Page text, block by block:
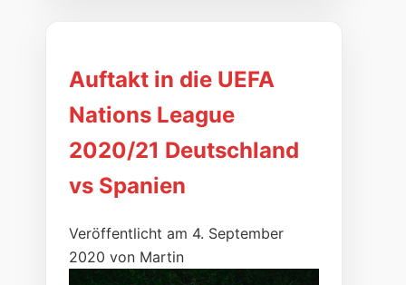
Auftakt in die UEFA
Nations League
2020/21 Deutschland
vs Spanien
Veröffentlicht am 4. September
2020 von Martin